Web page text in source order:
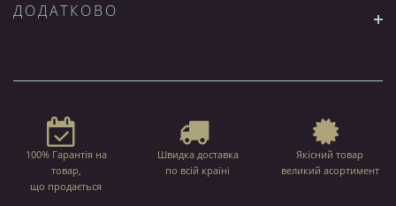
ДОДАТКОВО
100% Гарантія на
товар,
що продається
Швидка доставка
по всій країні
Якісний товар
великий асортимент